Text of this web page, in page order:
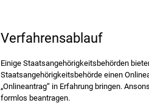
Verfahrensablauf
Einige Staatsangehörigkeitsbehörden
Staatsangehörigkeitsbehörde einen
„Onlineantrag“ in Erfahrung bringen.
formlos beantragen.